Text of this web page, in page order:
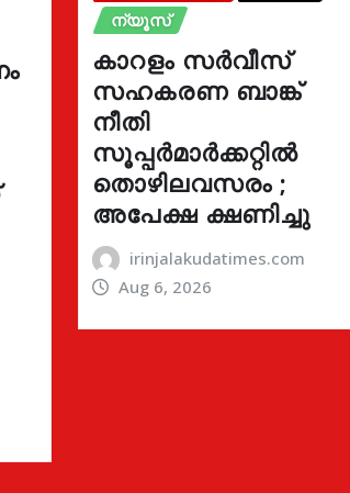
ന്യൂസ്
കാറളം സർവീസ്
സഹകരണ ബാങ്ക്
നീതി
സൂപ്പർമാർക്കറ്റിൽ
തൊഴിലവസരം ;
അപേക്ഷ ക്ഷണിച്ചു
irinjalakudatimes.com
Aug 6, 2026